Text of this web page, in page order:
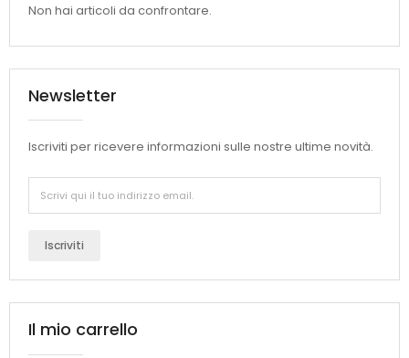
Non hai articoli da confrontare.
Newsletter
Iscriviti per ricevere informazioni sulle nostre ultime novità.
Iscriviti
Il mio carrello